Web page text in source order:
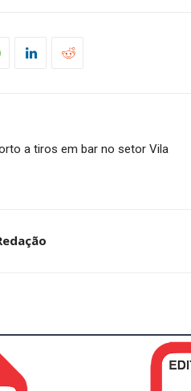
a tiros em bar no setor Vila